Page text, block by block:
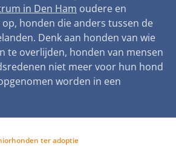
bijtincidenten
fokbeleid
aanschaf cursus
meldpunt bijtincidenten
Gemeentelijk Dierenbeleid
Teken onze petitie
Steun als bedrijf
Adopteer een seniorhond
Sponsor een seniorhond
Steun als vrijwilliger
Wat wij doen
Onze organisatie
Samenwerking
Jaarverslag
Vacatures
Contactgegevens
Pers
Nieuws
Nieuwsbrief
Zoeken
in Den Ham oudere en
honden die anders tussen de
Denk aan honden van wie
te overlijden, honden van mensen
niet meer voor hun hond
worden in een
ter adoptie